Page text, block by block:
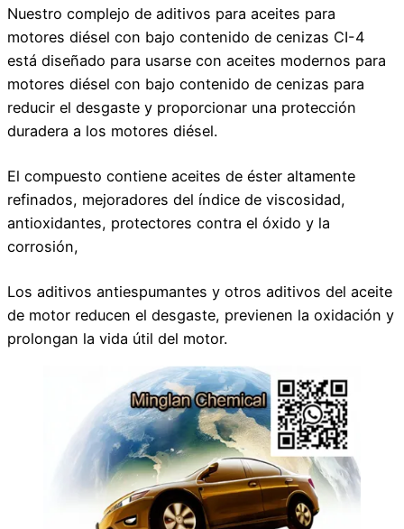
Nuestro complejo de aditivos para aceites para
motores diésel con bajo contenido de cenizas CI-4
está diseñado para usarse con aceites modernos para
motores diésel con bajo contenido de cenizas para
reducir el desgaste y proporcionar una protección
duradera a los motores diésel.
El compuesto contiene aceites de éster altamente
refinados, mejoradores del índice de viscosidad,
antioxidantes, protectores contra el óxido y la
corrosión,
Los aditivos antiespumantes y otros aditivos del aceite
de motor reducen el desgaste, previenen la oxidación y
prolongan la vida útil del motor.